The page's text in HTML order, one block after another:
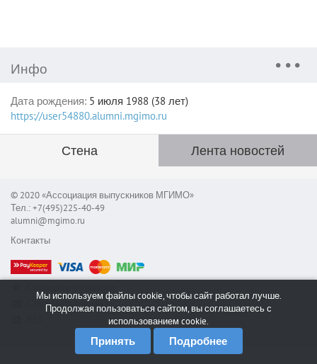
Инфо
Дата рождения: 5 июля 1988 (38 лет)
https://user54880.alumni.mgimo.ru
Стена Лента новостей
© 2020 «Ассоциация выпускников МГИМО»
Тел.: +7(495)225-40-49
alumni@mgimo.ru
Контакты
Служба поддержки
Мы используем файлы cookie, чтобы сайт работал лучше.
Продолжая пользоваться сайтом, вы соглашаетесь с
использованием cookie.
Принять Подробнее